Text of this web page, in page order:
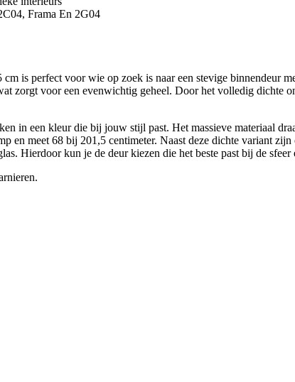
Frama En 2G04
is perfect voor wie op zoek is naar een stevige binnendeur
zorgt voor een evenwichtig geheel. Door het volledig dichte
in een kleur die bij jouw stijl past. Het massieve materiaal
en meet 68 bij 201,5 centimeter. Naast deze dichte variant
Hierdoor kun je de deur kiezen die het beste past bij de